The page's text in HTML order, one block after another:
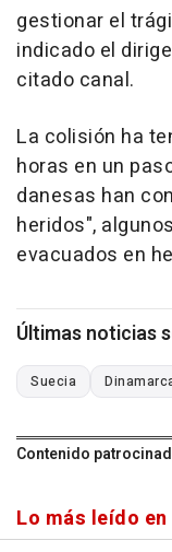
gestionar el
indicado el
citado canal.
La colisión ha
horas en un
danesas han
heridos",
evacuados en
Últimas noticias
Suecia
Contenido
Lo más leído